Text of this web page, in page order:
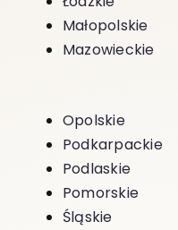
Małopolskie
Mazowieckie
Opolskie
Podkarpackie
Podlaskie
Pomorskie
Śląskie